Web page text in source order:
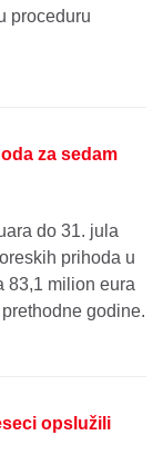
proceduru
za sedam
do 31. jula
prihoda u
83,1 milion eura
godine.
opslužili